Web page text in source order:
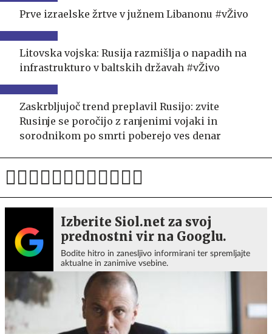
Prve izraelske žrtve v južnem Libanonu #vŽivo
Litovska vojska: Rusija razmišlja o napadih na
infrastrukturo v baltskih državah #vŽivo
Zaskrbljujoč trend preplavil Rusijo: zvite
Rusinje se poročijo z ranjenimi vojaki in
sorodnikom po smrti poberejo ves denar
Izberite Siol.net za svoj
prednostni vir na Googlu.
Bodite hitro in zanesljivo informirani ter spremljajte
aktualne in zanimive vsebine.